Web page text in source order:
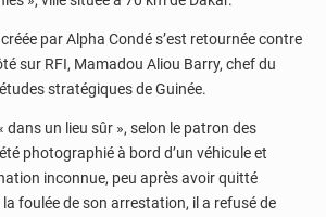
par Alpha Condé s’est retournée contre
sur RFI, Mamadou Aliou Barry, chef du
stratégiques de Guinée.
dans un lieu sûr », selon le patron des
photographié à bord d’un véhicule et
inconnue, peu après avoir quitté
foulée de son arrestation, il a refusé de